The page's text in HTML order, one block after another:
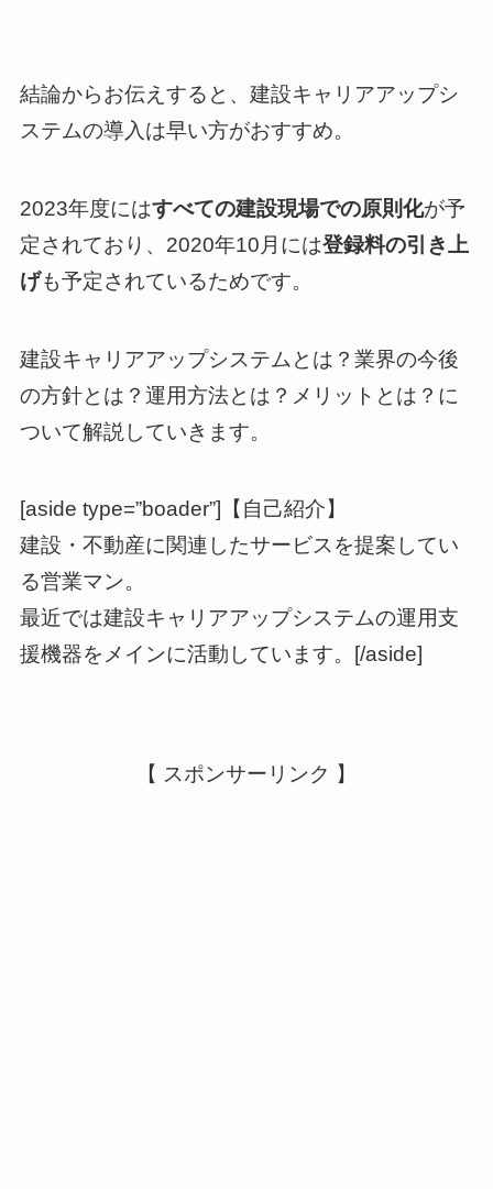
結論からお伝えすると、建設キャリアアップシ
ステムの導入は早い方がおすすめ。
2023年度にはすべての建設現場での原則化が予
定されており、2020年10月には登録料の引き上
げも予定されているためです。
建設キャリアアップシステムとは？業界の今後
の方針とは？運用方法とは？メリットとは？に
ついて解説していきます。
[aside type=”boader”]【自己紹介】
建設・不動産に関連したサービスを提案してい
る営業マン。
最近では建設キャリアアップシステムの運用支
援機器をメインに活動しています。[/aside]
【 スポンサーリンク 】